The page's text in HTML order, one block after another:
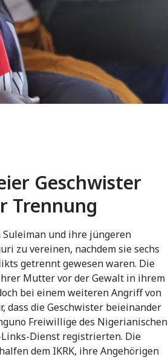
Geschwister
Trennung
Suleiman und ihre jüngeren
zu vereinen, nachdem sie sechs
getrennt gewesen waren. Die
Mutter vor der Gewalt in ihrem
bei einem weiteren Angriff von
dass die Geschwister beieinander
Freiwillige des Nigerianischen
Links-Dienst registrierten. Die
dem IKRK, ihre Angehörigen